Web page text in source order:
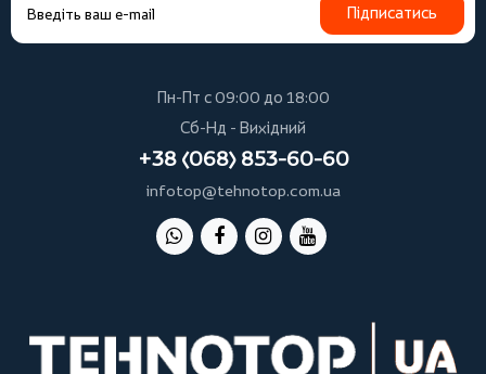
Підписатись
Пн-Пт с 09:00 до 18:00
Сб-Нд - Вихідний
+38 (068) 853-60-60
infotop@tehnotop.com.ua